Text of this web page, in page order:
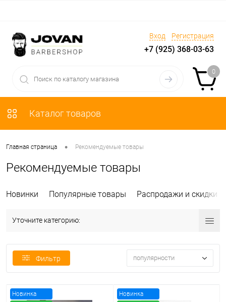
Вход Регистрация
+7 (925) 368-03-63
0
Каталог товаров
Главная страница • Рекомендуемые товары
Рекомендуемые товары
Новинки Популярные товары Распродажи и скидки
Уточните категорию:
Фильтр популярности
Новинка
Новинка